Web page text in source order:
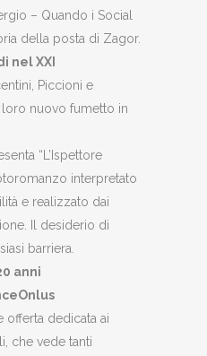
– Quando i Social
della posta di Zagor.
nel XXI
Piccioni e
loro nuovo fumetto in
“L’Ispettore
interpretato
e realizzato dai
Il desiderio di
barriera.
anni
offerta dedicata ai
che vede tanti